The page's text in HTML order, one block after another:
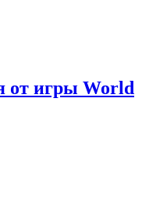
от игры World